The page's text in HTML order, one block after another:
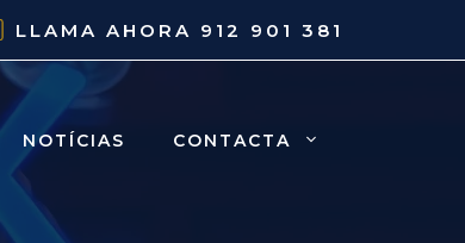
LLAMA AHORA 912 901 381
NOTÍCIAS CONTACTA